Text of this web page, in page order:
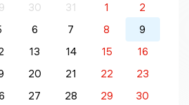
30 31 1
2
6 7 8
9
13 14 15
16
20 21 22
23
27 28 29
30